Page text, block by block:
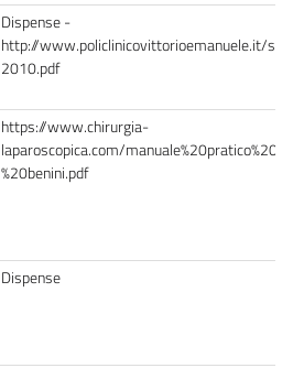
Dispense -
http://www.policlinicovittorioemanuele.it/
2010.pdf
https://www.chirurgia-
laparoscopica.com/
%20benini.pdf
Dispense